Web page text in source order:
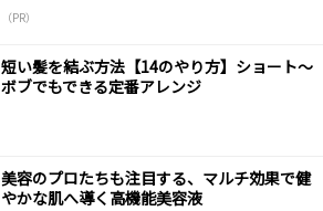
（PR）
短い髪を結ぶ方法【14のやり方】ショート～
ボブでもできる定番アレンジ
美容のプロたちも注目する、マルチ効果で健
やかな肌へ導く高機能美容液